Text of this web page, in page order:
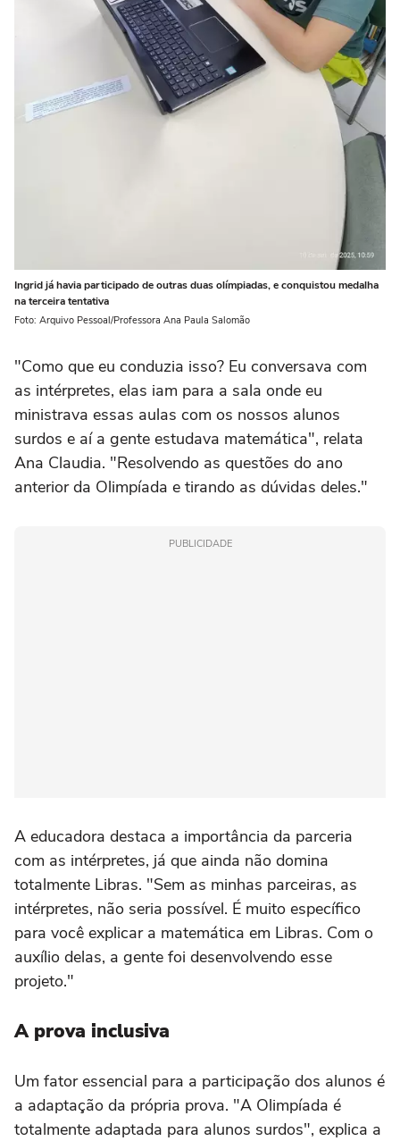
Ingrid já havia participado de outras duas olímpiadas, e conquistou medalha
na terceira tentativa
Foto: Arquivo Pessoal/Professora Ana Paula Salomão
"Como que eu conduzia isso? Eu conversava com
as intérpretes, elas iam para a sala onde eu
ministrava essas aulas com os nossos alunos
surdos e aí a gente estudava matemática", relata
Ana Claudia. "Resolvendo as questões do ano
anterior da Olimpíada e tirando as dúvidas deles."
PUBLICIDADE
A educadora destaca a importância da parceria
com as intérpretes, já que ainda não domina
totalmente Libras. "Sem as minhas parceiras, as
intérpretes, não seria possível. É muito específico
para você explicar a matemática em Libras. Com o
auxílio delas, a gente foi desenvolvendo esse
projeto."
A prova inclusiva
Um fator essencial para a participação dos alunos é
a adaptação da própria prova. "A Olimpíada é
totalmente adaptada para alunos surdos", explica a